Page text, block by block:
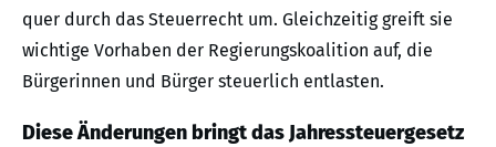
quer durch das Steuerrecht um. Gleichzeitig greift sie
wichtige Vorhaben der Regierungskoalition auf, die
Bürgerinnen und Bürger steuerlich entlasten.
Diese Änderungen bringt das Jahressteuergesetz